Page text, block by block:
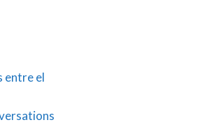
entre el